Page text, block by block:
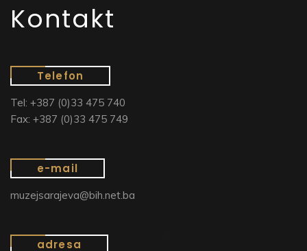
Kontakt
Telefon
Tel: +387 (0)33 475 740
Fax: +387 (0)33 475 749
e-mail
muzejsarajeva@bih.net.ba
adresa